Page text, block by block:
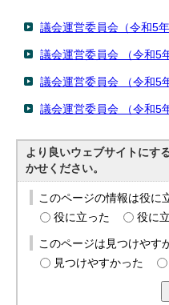
議会運営委員会（令和5
議会運営委員会 （令和5
議会運営委員会 （令和5
議会運営委員会 （令和5
より良いウェブサイトにす
かせください。
このページの情報は役に
役に立った
役に
このページは見つけやす
見つけやすかった